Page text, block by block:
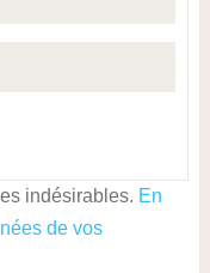
indésirables. En
de vos